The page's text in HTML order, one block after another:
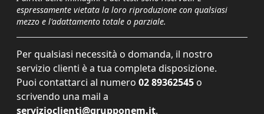
espressamente vietata la loro riproduzione con qualsiasi
mezzo e l'adattamento totale o parziale.
Per qualsiasi necessità o domanda, il nostro
servizio clienti è a tua completa disposizione.
Puoi contattarci al numero 02 89362545 o
scrivendo una mail a
servizioclienti@grupponem.it.